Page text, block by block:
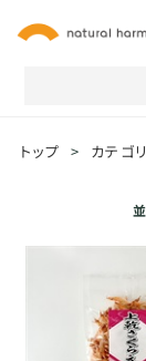
トップ > カテゴリ